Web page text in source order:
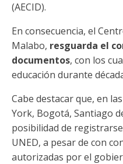
(AECID).
En consecuencia, el
Malabo, resguarda el
documentos, con los
educación durante
Cabe destacar que, en
York, Bogotá, Santiago
posibilidad de
UNED, a pesar de con
autorizadas por el